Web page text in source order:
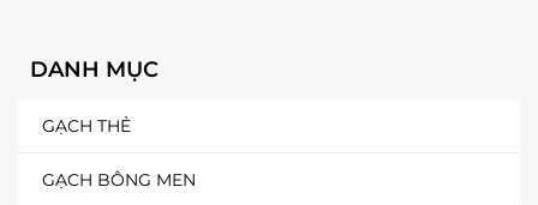
DANH MỤC
GẠCH THẺ
GẠCH BÔNG MEN